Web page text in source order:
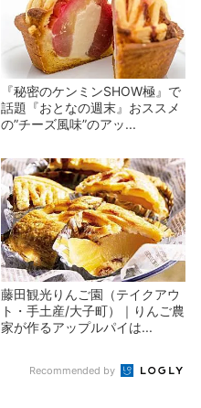
『秘密のケンミンSHOW極』で
話題『おとなの週末』おススメ
の”チーズ風味”のアッ...
藤田観光りんご園（テイクアウ
ト・手土産/大子町）｜りんご農
家が作るアップルパイは...
Recommended by